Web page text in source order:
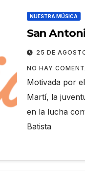
NUESTRA MÚSICA
San
25 DE
NO HAY
Motivada por
Martí, la
en la lucha
Batista